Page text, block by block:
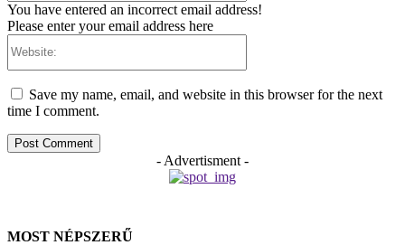
You have entered an incorrect email address!
Please enter your email address here
Save my name, email, and website in this browser for the next
time I comment.
- Advertisment -
MOST NÉPSZERŰ